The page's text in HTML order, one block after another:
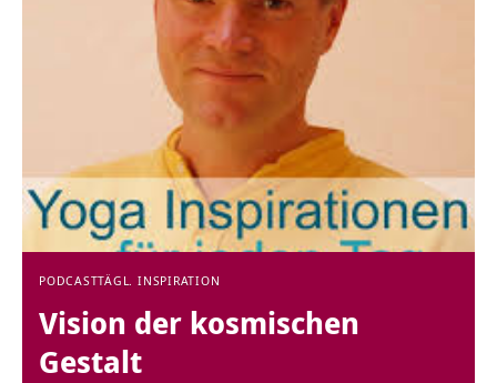
PODCASTTÄGL. INSPIRATION
Vision der kosmischen
Gestalt